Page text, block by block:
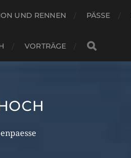
UND RENNEN PÄSSE
VORTRÄGE